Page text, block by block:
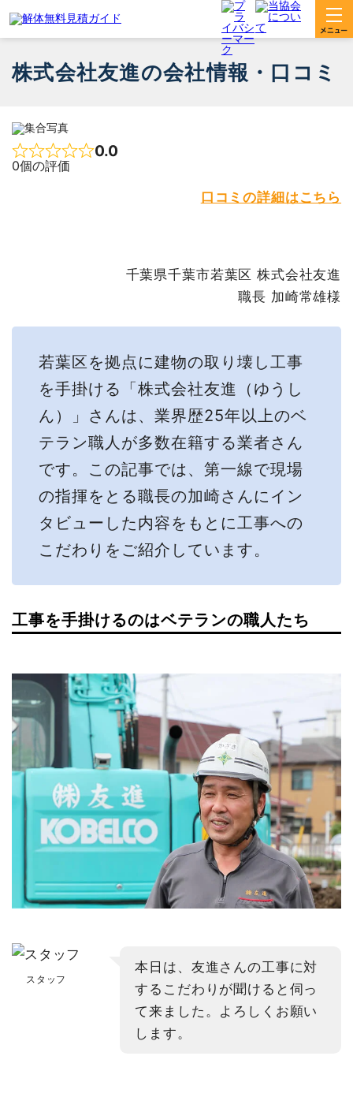
株式会社友進の会社情報・口コミ
Rated 0 out of 5
0.0
0個の評価
口コミの詳細はこちら
千葉県千葉市若葉区 株式会社友進
職長 加崎常雄様
若葉区を拠点に建物の取り壊し工事
を手掛ける「株式会社友進（ゆうし
ん）」さんは、業界歴25年以上のベ
テラン職人が多数在籍する業者さん
です。この記事では、第一線で現場
の指揮をとる職長の加崎さんにイン
タビューした内容をもとに工事への
こだわりをご紹介しています。
工事を手掛けるのはベテランの職人たち
スタッフ
本日は、友進さんの工事に対
するこだわりが聞けると伺っ
て来ました。よろしくお願い
します。